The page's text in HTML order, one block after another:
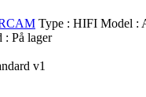
Type : HIFI Model :
: På lager
v1